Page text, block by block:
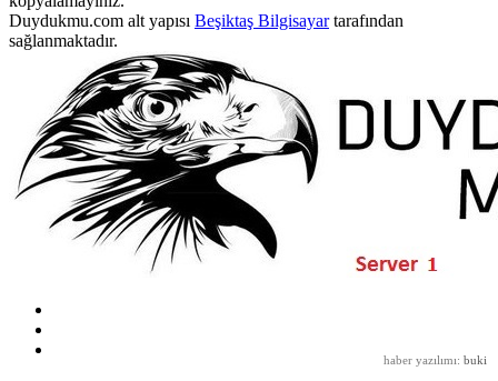
Duydukmu.com alt yapısı Beşiktaş Bilgisayartarafından
sağlanmaktadır.
haber yazılımı: buki